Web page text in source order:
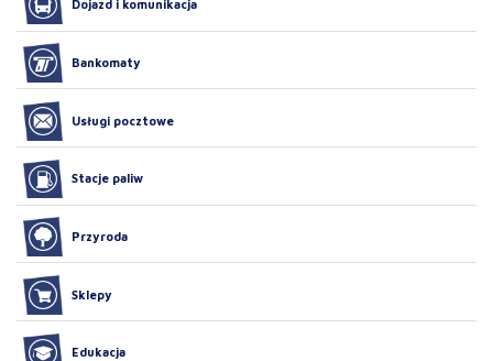
Dojazd i komunikacja
Bankomaty
Usługi pocztowe
Stacje paliw
Przyroda
Sklepy
Edukacja